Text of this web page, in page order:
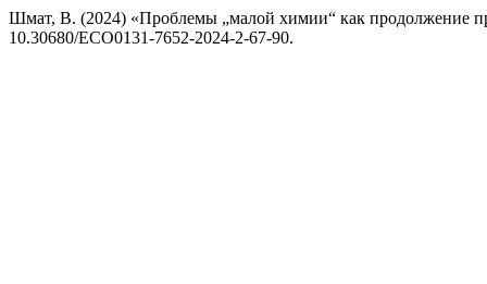
Шмат, В. (2024) «Проблемы „малой химии“ как продолжение
10.30680/ECO0131-7652-2024-2-67-90.